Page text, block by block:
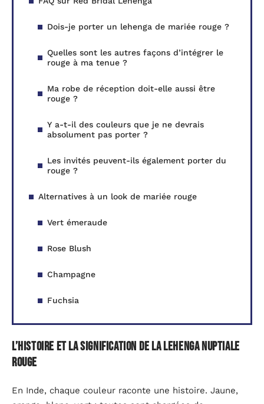
Dois-je porter un lehenga de mariée rouge ?
Quelles sont les autres façons d’intégrer le
rouge à ma tenue ?
Ma robe de réception doit-elle aussi être
rouge ?
Y a-t-il des couleurs que je ne devrais
absolument pas porter ?
Les invités peuvent-ils également porter du
rouge ?
Alternatives à un look de mariée rouge
Vert émeraude
Rose Blush
Champagne
Fuchsia
L’histoire et la signification de la Lehenga nuptiale
rouge
En Inde, chaque couleur raconte une histoire. Jaune,